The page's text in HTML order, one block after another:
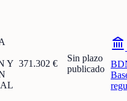
Y 371.302 €
Sin plazo
publicado